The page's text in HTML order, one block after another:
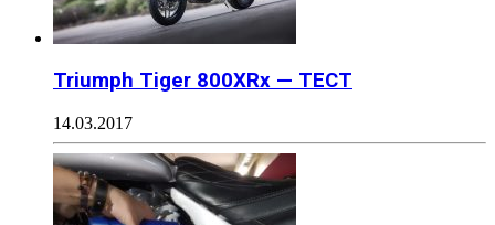
Triumph Tiger 800XRx — ТЕСТ
14.03.2017